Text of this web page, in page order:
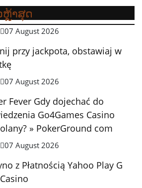
ຫຼ້າສຸດ
07 August 2026
przy jackpota, obstawiaj w
07 August 2026
Fever Gdy dojechać do
Go4Games Casino
» PokerGround com
07 August 2026
z Płatnością Yahoo Play G